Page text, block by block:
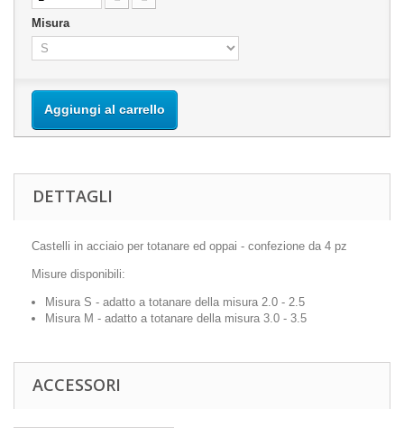
Misura
Aggiungi al carrello
DETTAGLI
Castelli in acciaio per totanare ed oppai - confezione da 4 pz
Misure disponibili:
Misura S - adatto a totanare della misura 2.0 - 2.5
Misura M - adatto a totanare della misura 3.0 - 3.5
ACCESSORI